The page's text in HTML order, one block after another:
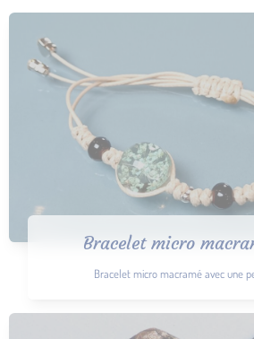
Bracelet micro
Bracelet micro macramé avec une